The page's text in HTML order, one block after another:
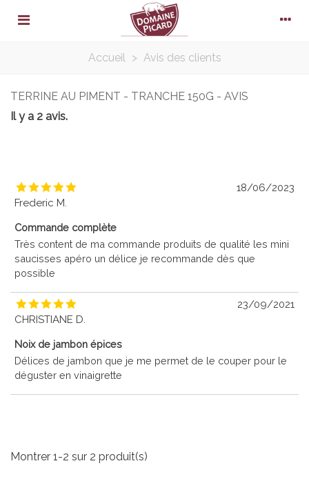
Accueil > Avis des clients
TERRINE AU PIMENT - TRANCHE 150G - AVIS
Il y a 2 avis.
18/06/2023
Frederic M.
Commande complète
Très content de ma commande produits de qualité les mini
saucisses apéro un délice je recommande dès que
possible
23/09/2021
CHRISTIANE D.
Noix de jambon épices
Délices de jambon que je me permet de le couper pour le
déguster en vinaigrette
Montrer 1-2 sur 2 produit(s)